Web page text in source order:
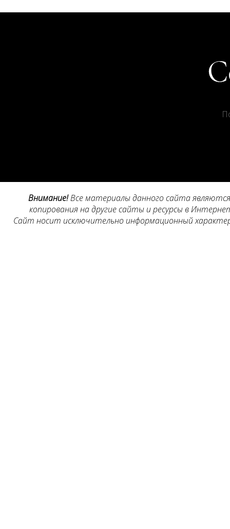
Внимание!Все материалы данного сайта
копирования на другие сайты и ресурсы в
Сайт носит исключительно информационный